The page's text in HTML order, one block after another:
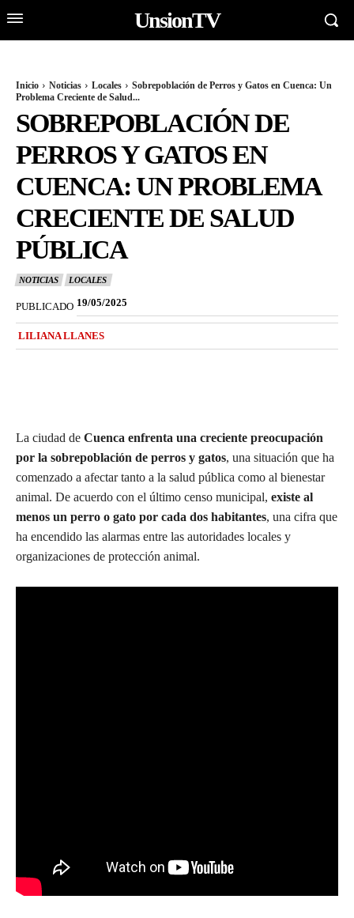
UnsionTV
Inicio Noticias Locales
Sobrepoblación de Perros y Gatos en Cuenca: Un
Problema Creciente de Salud...
SOBREPOBLACIÓN DE
PERROS Y GATOS EN
CUENCA: UN PROBLEMA
CRECIENTE DE SALUD
PÚBLICA
NOTICIAS LOCALES
PUBLICADO 19/05/2025
LILIANA LLANES
La ciudad de Cuenca enfrenta una creciente preocupación
por la sobrepoblación de perros y gatos, una situación que ha
comenzado a afectar tanto a la salud pública como al bienestar
animal. De acuerdo con el último censo municipal, existe al
menos un perro o gato por cada dos habitantes, una cifra que
ha encendido las alarmas entre las autoridades locales y
organizaciones de protección animal.